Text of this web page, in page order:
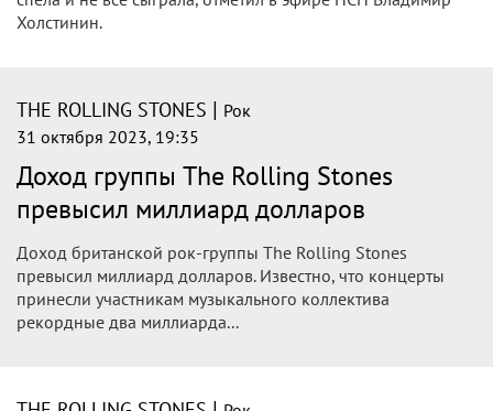
Mick Jagger is in India after more than a decade. He has spilt
THE ROLLING STONES
2 ноября 2023, 12:22
Гитарист Владимир Холстинин сравнил
«Арию» с The Rolling Stones
Один из основателей группы «Ария», гитарист Владимир
Холстинин в беседе с ИА НСН сравнил музыкальную